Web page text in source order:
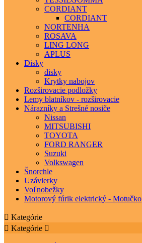
CORDIANT
CORDIANT
NORTENHA
ROSAVA
LING LONG
APLUS
Disky
disky
Krytky nabojov
Rozširovacie podložky
Lemy blatníkov - rozširovacie
Nárazníky a Strešné nosiče
Nissan
MITSUBISHI
TOYOTA
FORD RANGER
Suzuki
Volkswagen
Šnorchle
Uzávierky
Voľnobežky
Motorový fúrik elektrický - Motučko
 Kategórie
 Kategórie 